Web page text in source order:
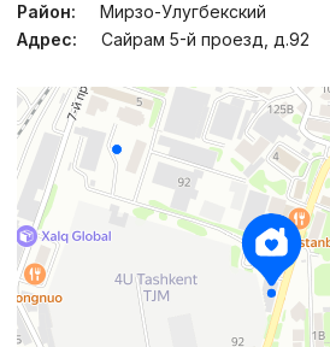
Район:
Мирзо-Улугбекский
Адрес:
Сайрам 5-й проезд, д.92